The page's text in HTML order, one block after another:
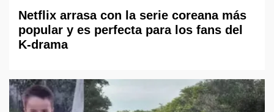
Netflix arrasa con la serie coreana más
popular y es perfecta para los fans del
K-drama